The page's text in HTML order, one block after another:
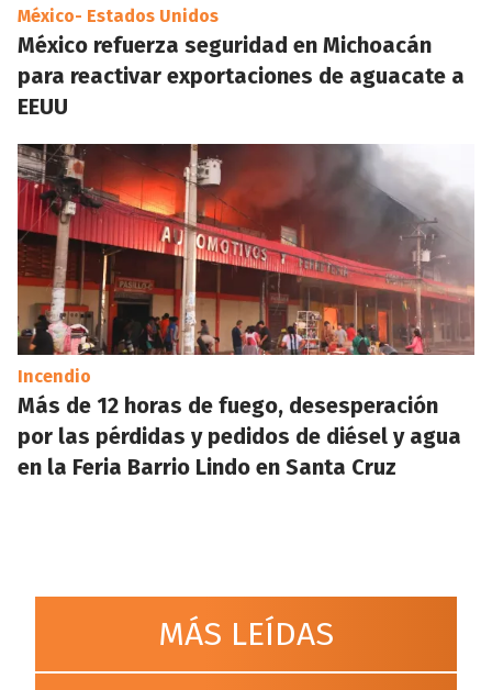
México- Estados Unidos
México refuerza seguridad en Michoacán
para reactivar exportaciones de aguacate a
EEUU
Incendio
Más de 12 horas de fuego, desesperación
por las pérdidas y pedidos de diésel y agua
en la Feria Barrio Lindo en Santa Cruz
MÁS LEÍDAS